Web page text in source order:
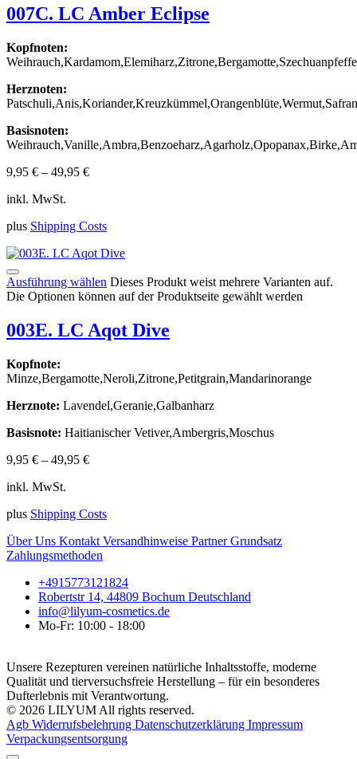
007C. LC Amber Eclipse
Kopfnoten:
Herznoten:
Basisnoten:
9,95 € – 49,95 €
inkl. MwSt.
plus Shipping Costs
Ausführung wählen Dieses Produkt weist mehrere Varianten auf.
Die Optionen können auf der Produktseite gewählt werden
003E. LC Aqot Dive
Kopfnote:
Minze,Bergamotte,Neroli,Zitrone,Petitgrain,Mandarinorange
Herznote: Lavendel,Geranie,Galbanharz
Basisnote: Haitianischer Vetiver,Ambergris,Moschus
9,95 € – 49,95 €
inkl. MwSt.
plus Shipping Costs
Über Uns Kontakt Versandhinweise PartnerGrundsatz
Zahlungsmethoden
+4915773121824
Robertstr 14, 44809 Bochum Deutschland
info@lilyum-cosmetics.de
Mo-Fr: 10:00 - 18:00
Unsere Rezepturen vereinen natürliche Inhaltsstoffe, moderne
Qualität und tierversuchsfreie Herstellung – für ein besonderes
Dufterlebnis mit Verantwortung.
© 2026 LILYUM All rights reserved.
Agb Widerrufsbelehrung Datenschutzerklärung Impressum
Verpackungsentsorgung